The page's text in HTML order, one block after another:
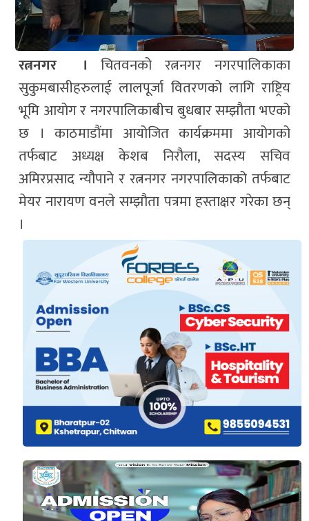
रत्ननगर । चितवनको रत्ननगर नगरपालिकाका
सुकुमबासीहरुलाई लालपूर्जा वितरणको लागि राष्ट्रिय
भूमि आयोग र नगरपालिकाबीच बुधबार सम्झौता भएको
छ । काठमाडौंमा आयोजित कार्यक्रममा आयोगको
तर्फबाट अध्यक्ष केशब निरौला, सदस्य सचिव
अमिरप्रसाद न्यौपाने र रत्ननगर नगरपालिकाको तर्फबाट
मेयर नारायण वनले सम्झौता पत्रमा हस्ताक्षर गरेका छन्
।